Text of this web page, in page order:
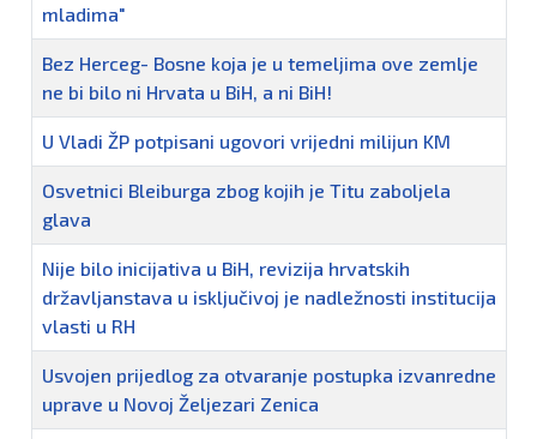
mladima"
Bez Herceg- Bosne koja je u temeljima ove zemlje
ne bi bilo ni Hrvata u BiH, a ni BiH!
U Vladi ŽP potpisani ugovori vrijedni milijun KM
Osvetnici Bleiburga zbog kojih je Titu zaboljela
glava
Nije bilo inicijativa u BiH, revizija hrvatskih
državljanstava u isključivoj je nadležnosti institucija
vlasti u RH
Usvojen prijedlog za otvaranje postupka izvanredne
uprave u Novoj Željezari Zenica